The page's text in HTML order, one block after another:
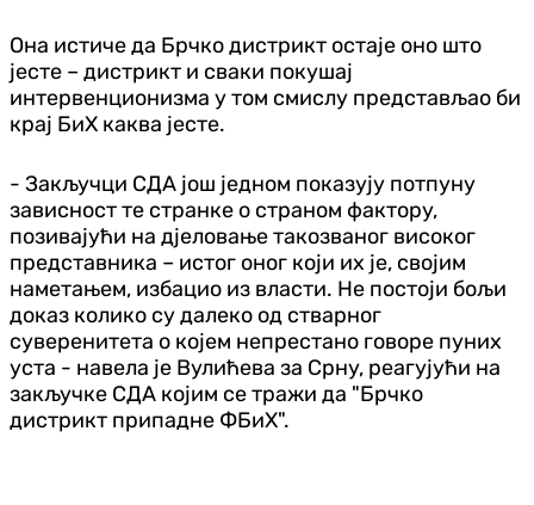
Она истиче да Брчко дистрикт остаје оно што
јесте – дистрикт и сваки покушај
интервенционизма у том смислу представљао би
крај БиХ каква јесте.
- Закључци СДА још једном показују потпуну
зависност те странке о страном фактору,
позивајући на дјеловање такозваног високог
представника – истог оног који их је, својим
наметањем, избацио из власти. Не постоји бољи
доказ колико су далеко од стварног
суверенитета о којем непрестано говоре пуних
уста - навела је Вулићева за Срну, реагујући на
закључке СДА којим се тражи да "Брчко
дистрикт припадне ФБиХ".